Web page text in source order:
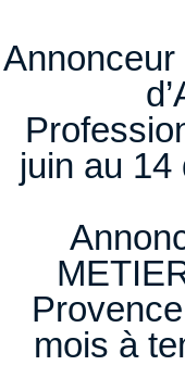
juin au
mois à